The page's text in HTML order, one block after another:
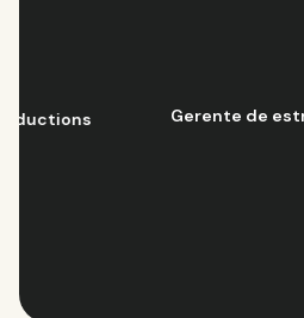
Gerente de estratégia e